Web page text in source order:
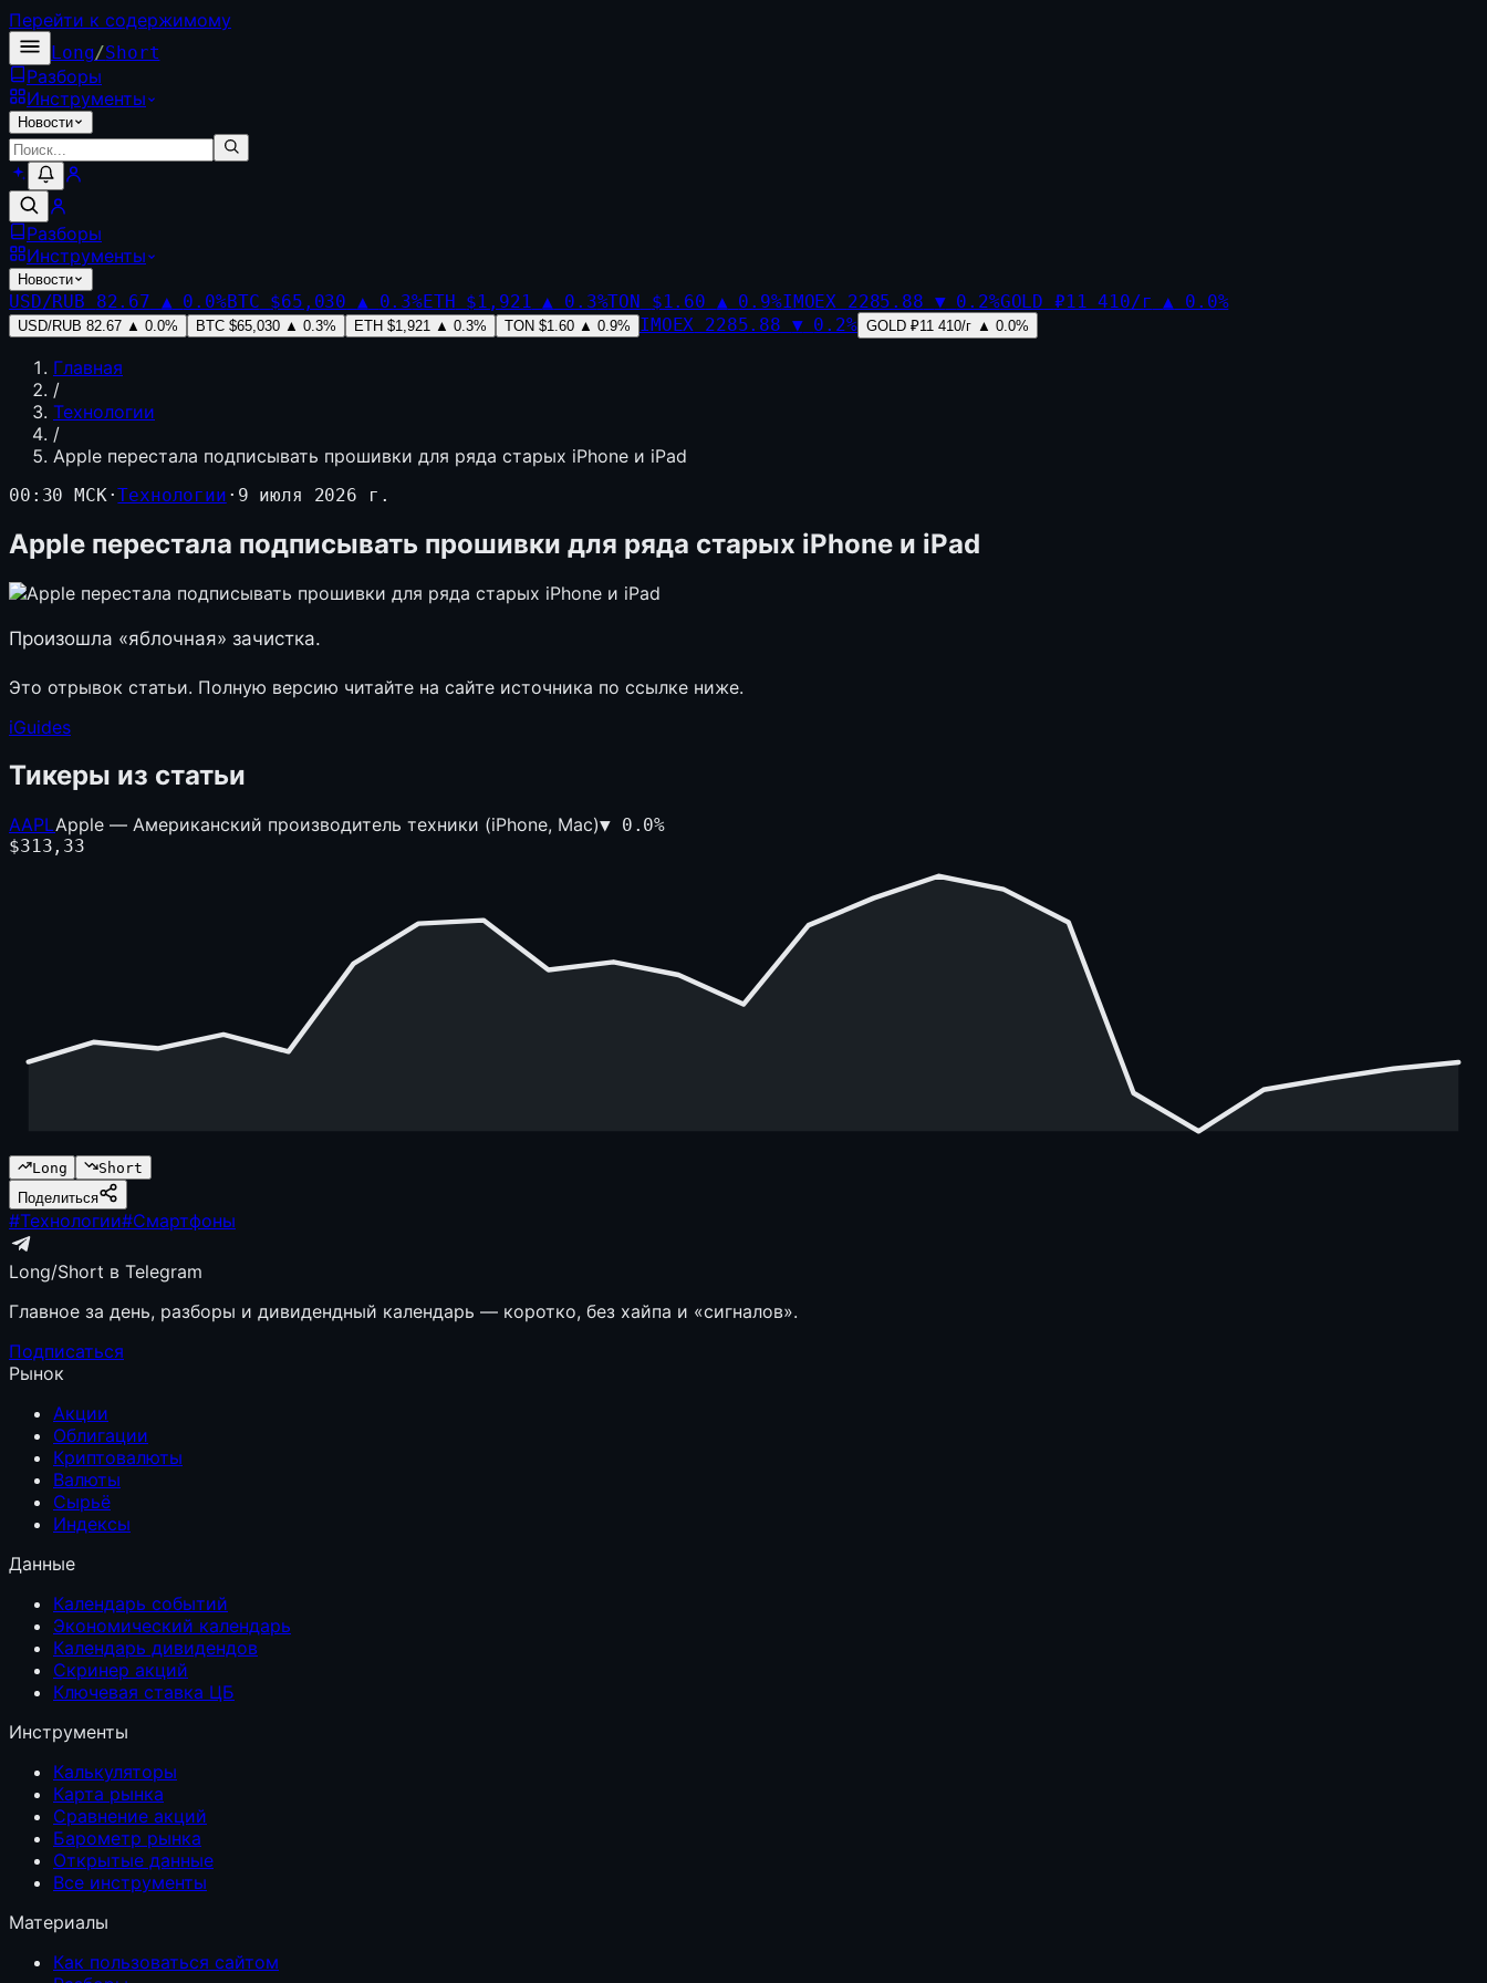
Перейти к содержимому
Long/Short
Разборы
Инструменты
Новости
Разборы
Инструменты
Новости
USD/RUB 82.67 ▲ 0.0%BTC $65,030 ▲ 0.3%ETH $1,921 ▲ 0.3%TON $1.60 ▲ 0.9%IMOEX 2285.88 ▼ 0.2%GOLD ₽11 410/г ▲ 0.0%
USD/RUB 82.67 ▲ 0.0% BTC $65,030 ▲ 0.3% ETH $1,921 ▲ 0.3% TON $1.60 ▲ 0.9% IMOEX 2285.88 ▼ 0.2% GOLD ₽11 410/г ▲ 0.0%
Главная
/
Технологии
/
Apple перестала подписывать прошивки для ряда старых iPhone и iPad
00:30 МСК·Технологии · 9 июля 2026 г.
Apple перестала подписывать прошивки для ряда старых iPhone и iPad
Произошла «яблочная» зачистка.
Это отрывок статьи. Полную версию читайте на сайте источника по ссылке ниже.
iGuides
Тикеры из статьи
AAPLApple — Американский производитель техники (iPhone, Mac)▼ 0.0%
$313,33
Long
Short
Поделиться
#Технологии#Смартфоны
Long/Short в Telegram
Главное за день, разборы и дивидендный календарь — коротко, без хайпа и «сигналов».
Подписаться
Рынок
Акции
Облигации
Криптовалюты
Валюты
Сырьё
Индексы
Данные
Календарь событий
Экономический календарь
Календарь дивидендов
Скринер акций
Ключевая ставка ЦБ
Инструменты
Калькуляторы
Карта рынка
Сравнение акций
Барометр рынка
Открытые данные
Все инструменты
Материалы
Как пользоваться сайтом